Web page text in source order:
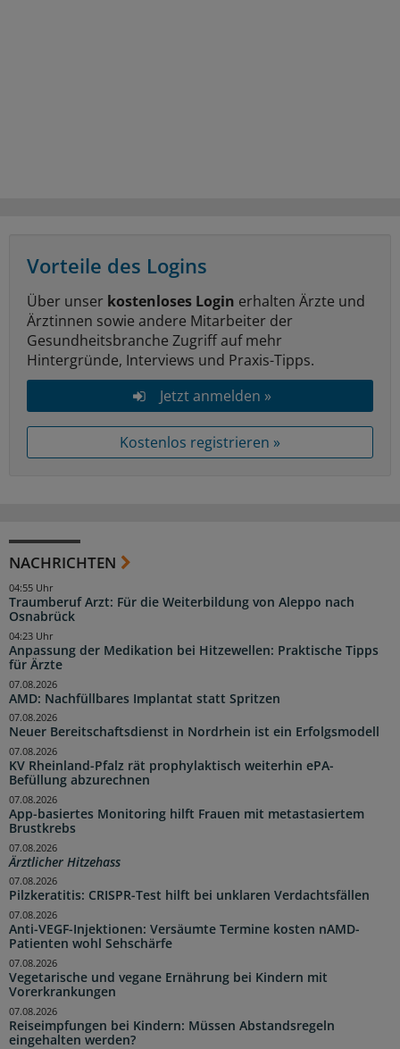
Vorteile des Logins
Über unser kostenloses Login erhalten Ärzte und
Ärztinnen sowie andere Mitarbeiter der
Gesundheitsbranche Zugriff auf mehr
Hintergründe, Interviews und Praxis-Tipps.
Jetzt anmelden »
Kostenlos registrieren »
NACHRICHTEN
Traumberuf Arzt: Für die Weiterbildung von Aleppo nach
Osnabrück
04:55 Uhr
Anpassung der Medikation bei Hitzewellen: Praktische Tipps
für Ärzte
04:23 Uhr
AMD: Nachfüllbares Implantat statt Spritzen
07.08.2026
Neuer Bereitschaftsdienst in Nordrhein ist ein Erfolgsmodell
07.08.2026
KV Rheinland-Pfalz rät prophylaktisch weiterhin ePA-
Befüllung abzurechnen
07.08.2026
App-basiertes Monitoring hilft Frauen mit metastasiertem
Brustkrebs
07.08.2026
Ärztlicher Hitzehass
07.08.2026
Pilzkeratitis: CRISPR-Test hilft bei unklaren Verdachtsfällen
07.08.2026
Anti-VEGF-Injektionen: Versäumte Termine kosten nAMD-
Patienten wohl Sehschärfe
07.08.2026
Vegetarische und vegane Ernährung bei Kindern mit
Vorerkrankungen
07.08.2026
Reiseimpfungen bei Kindern: Müssen Abstandsregeln
eingehalten werden?
07.08.2026